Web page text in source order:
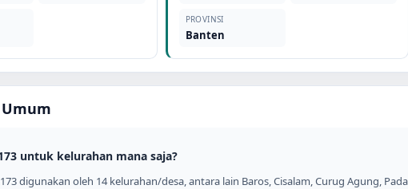
PROVINSI
Banten
untuk kelurahan mana saja?
digunakan oleh 14 kelurahan/desa, antara lain Baros, Cisalam, Curug Agung,